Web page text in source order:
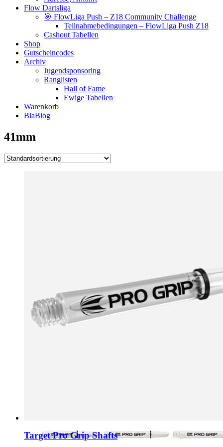
Flow Dartsliga
🎯 FlowLiga Push – Z18 Community Challenge
Teilnahmebedingungen – FlowLiga Push Z18
Cashout Tabellen
Shop
Gutscheincodes
Archiv
Jugendsponsoring
Ranglisten
Hall of Fame
Ewige Tabellen
Warenkorb
BlaBlog
41mm
Target Pro Grip Shafts